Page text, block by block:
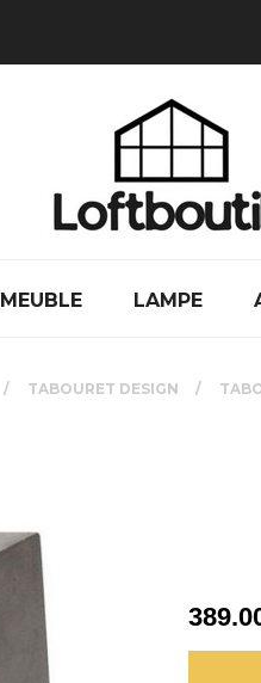
MEUBLE LAMPE
TABOURET DESIGN
389